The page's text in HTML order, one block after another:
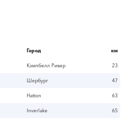
Город км
Кэмпбелл Ривер 23
Шербург 47
Hatton 63
Inverlake 65